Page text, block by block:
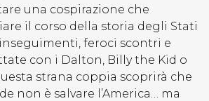
una cospirazione che
il corso della storia degli Stati
feroci scontri e
con i Dalton, Billy the Kid o
strana coppia scoprirà che
non è salvare l’America… ma